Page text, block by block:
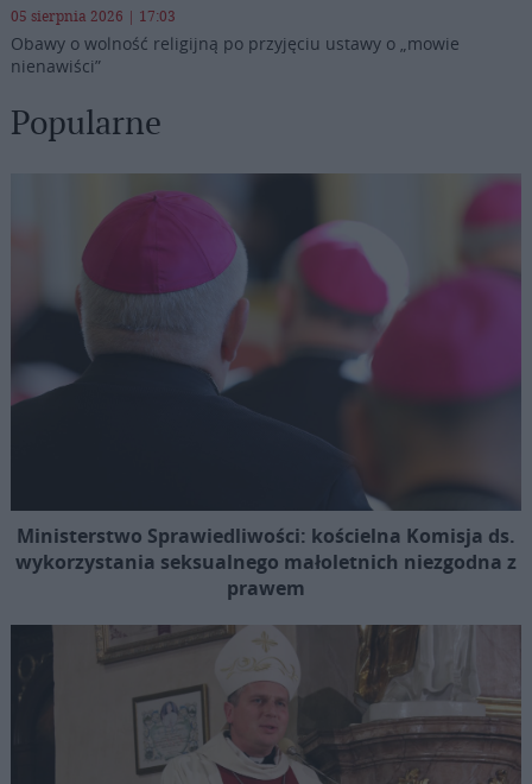
05 sierpnia 2026 | 17:03
Obawy o wolność religijną po przyjęciu ustawy o „mowie
nienawiści”
Popularne
Ministerstwo Sprawiedliwości: kościelna Komisja ds.
wykorzystania seksualnego małoletnich niezgodna z
prawem